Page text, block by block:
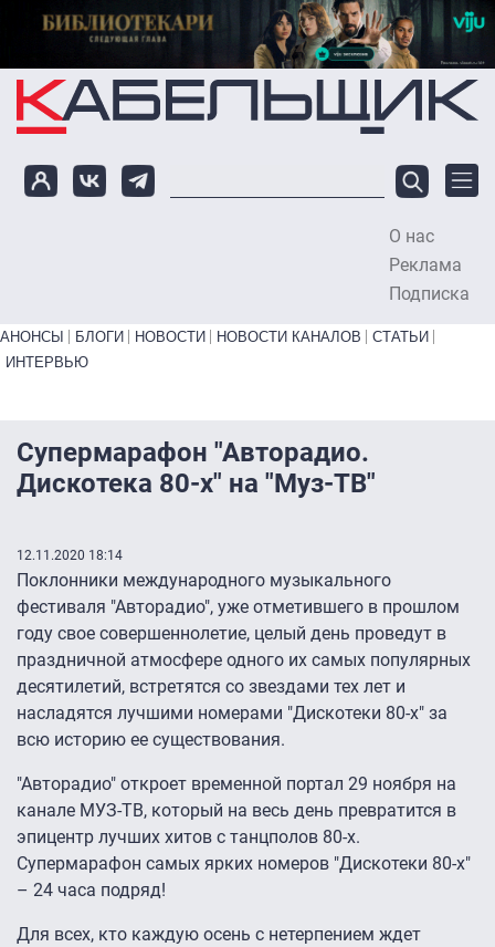
Перейти к основному содержанию
О нас
Реклама
Подписка
Primary links bottom
АНОНСЫ БЛОГИ НОВОСТИ НОВОСТИ КАНАЛОВ
СТАТЬИ
ИНТЕРВЬЮ
Супермарафон "Авторадио.
Дискотека 80-х" на "Муз-ТВ"
12.11.2020 18:14
Поклонники международного музыкального
фестиваля "Авторадио", уже отметившего в прошлом
году свое совершеннолетие, целый день проведут в
праздничной атмосфере одного их самых популярных
десятилетий, встретятся со звездами тех лет и
насладятся лучшими номерами "Дискотеки 80-х" за
всю историю ее существования.
"Авторадио" откроет временной портал 29 ноября на
канале МУЗ-ТВ, который на весь день превратится в
эпицентр лучших хитов с танцполов 80-х.
Супермарафон самых ярких номеров "Дискотеки 80-х"
– 24 часа подряд!
Для всех, кто каждую осень с нетерпением ждет